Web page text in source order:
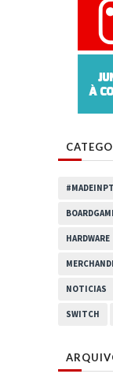
#MADEINPT
HARDWARE
NOTICIAS
SWITCH